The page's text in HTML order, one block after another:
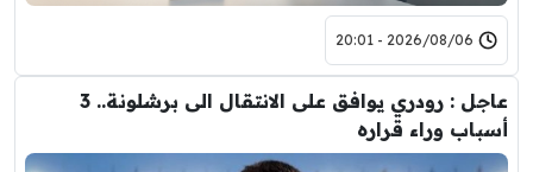
2026/08/06 - 20:01
عاجل : رودري يوافق على الانتقال الى برشلونة.. 3
أسباب وراء قراره